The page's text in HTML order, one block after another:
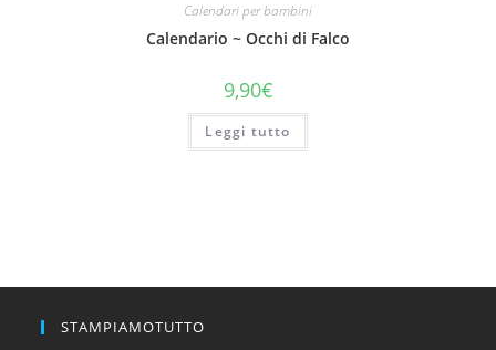
Calendari per bambini
Calendario ~ Occhi di Falco​
9,90€
Leggi tutto
STAMPIAMOTUTTO